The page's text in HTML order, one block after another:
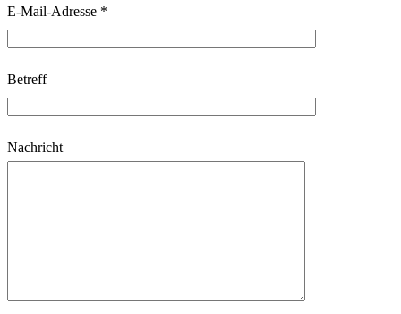
t
e
a
s
s
e
E-Mail-Adresse *
Betreff
Nachricht